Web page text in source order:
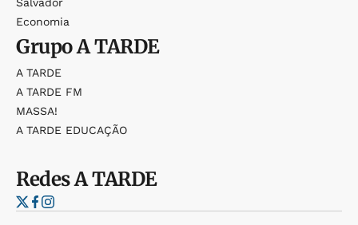
Economia
GrupoA TARDE
A TARDE
A TARDE FM
MASSA!
A TARDE EDUCAÇÃO
RedesA TARDE